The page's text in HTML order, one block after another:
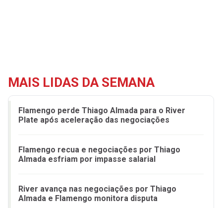
MAIS LIDAS DA SEMANA
Flamengo perde Thiago Almada para o River
Plate após aceleração das negociações
Flamengo recua e negociações por Thiago
Almada esfriam por impasse salarial
River avança nas negociações por Thiago
Almada e Flamengo monitora disputa